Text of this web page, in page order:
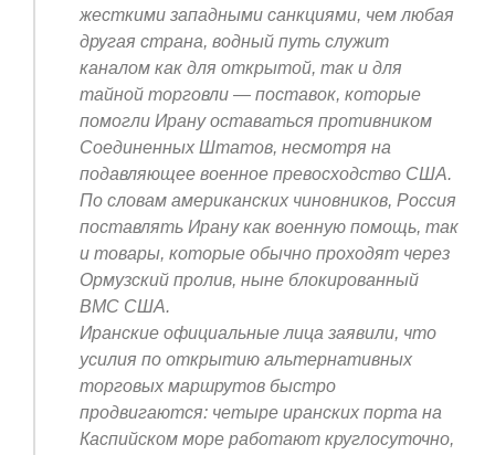
жесткими западными санкциями, чем любая
другая страна, водный путь служит
каналом как для открытой, так и для
тайной торговли — поставок, которые
помогли Ирану оставаться противником
Соединенных Штатов, несмотря на
подавляющее военное превосходство США.
По словам американских чиновников, Россия
поставлять Ирану как военную помощь, так
и товары, которые обычно проходят через
Ормузский пролив, ныне блокированный
ВМС США.
Иранские официальные лица заявили, что
усилия по открытию альтернативных
торговых маршрутов быстро
продвигаются: четыре иранских порта на
Каспийском море работают круглосуточно,